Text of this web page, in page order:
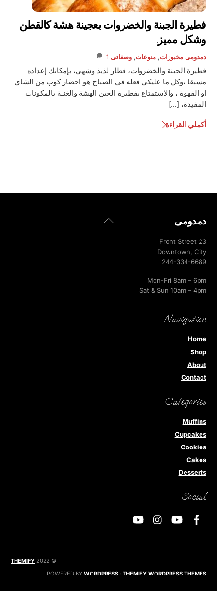
فطيرة الجبنة والخضروات بعجينة هشة كالقطن
وشكل مميز.
دمدومى مخبوزات,منوعات,وصفاتى 1
فطيرة الجبنة والخضروات، فطار لذيذ وشهي، بإمكانك إعداده
مسبقا ،وكل ما عليكي فعله في الصباح هو احضار كوب من الشاي
او القهوة ، والاستمتاع بفطيرة الجبن الهشة والغنية بالمكونات
المفيدة، […]
أكملي القراءة
Back
دمدومى
23 Front Street
Downtown, City
244-334-6689
Mon-Fri 8am – 6pm
Sat & Sun 10am – 4pm
Navigation
Home
Shop
About
Contact
Categories
Muffins
Cupcakes
Cookies
Cakes
Desserts
Social
©
THEMIFY 2022
POWERED BY WORDPRESS· THEMIFY WORDPRESS THEMES